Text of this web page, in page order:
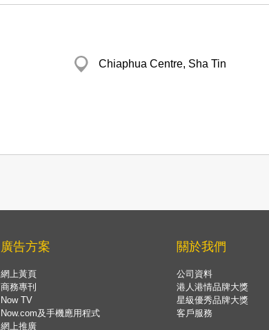
Chiaphua Centre, Sha Tin
廣告方案
網上黃頁
商務專刊
Now TV
Now.com及手機應用程式
網上推廣
關於我們
公司資料
港人港情品牌大獎
星級優秀品牌大獎
客戶服務